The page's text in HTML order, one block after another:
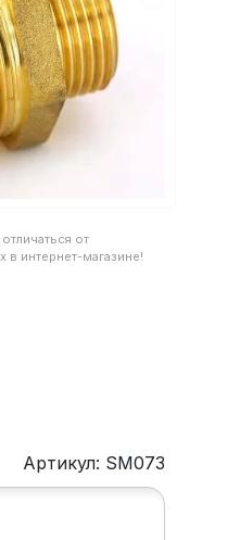
от
в интернет-магазине!
Артикул: SM073